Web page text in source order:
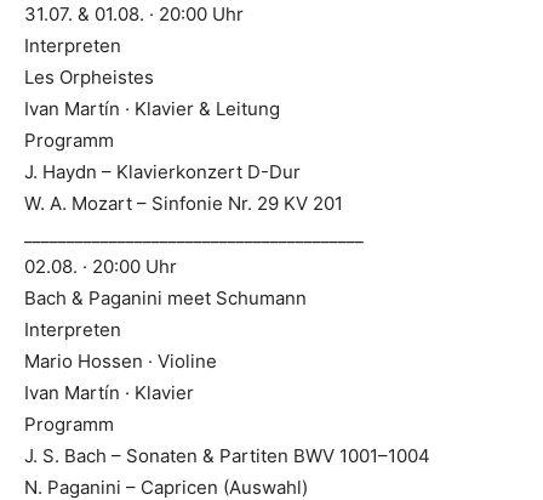
31.07. & 01.08. · 20:00 Uhr
Interpreten
Les Orpheistes
Ivan Martín · Klavier & Leitung
Programm
J. Haydn – Klavierkonzert D-Dur
W. A. Mozart – Sinfonie Nr. 29 KV 201
02.08. · 20:00 Uhr
Bach & Paganini meet Schumann
Interpreten
Mario Hossen · Violine
Ivan Martín · Klavier
Programm
J. S. Bach – Sonaten & Partiten BWV 1001–1004
N. Paganini – Capricen (Auswahl)